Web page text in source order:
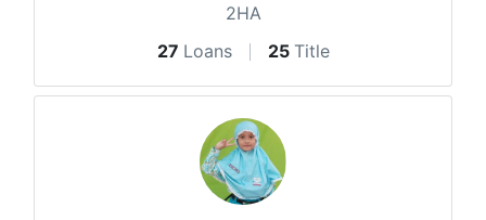
2HA
27 Loans 25 Title